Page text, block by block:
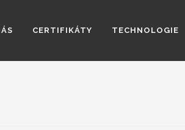
CERTIFIKÁTY TECHNOLOGIE